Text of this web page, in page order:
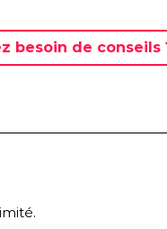
besoin de conseils